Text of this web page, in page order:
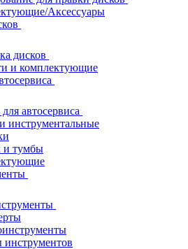
Аксессуары
дисков
и комплектующие
автосервиса
инструментальные
тумбы